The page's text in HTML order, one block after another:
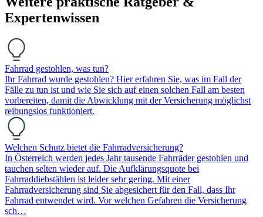
Expertenwissen
Fahrrad gestohlen, was tun?
Ihr Fahrrad wurde gestohlen? Hier erfahren Sie, was im Fall der
Fälle zu tun ist und wie Sie sich auf einen solchen Fall am besten
vorbereiten, damit die Abwicklung mit der Versicherung möglichst
reibungslos funktioniert.
Welchen Schutz bietet die Fahrradversicherung?
In Österreich werden jedes Jahr tausende Fahrräder gestohlen und
tauchen selten wieder auf. Die Aufklärungsquote bei
Fahrraddiebstählen ist leider sehr gering. Mit einer
Fahrradversicherung sind Sie abgesichert für den Fall, dass Ihr
Fahrrad entwendet wird. Vor welchen Gefahren die Versicherung
sch…